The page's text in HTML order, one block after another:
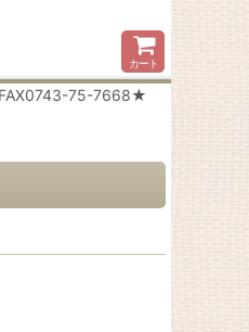
カート
75-7668★